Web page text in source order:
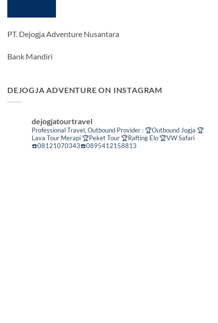
PT. Dejogja Adventure Nusantara
Bank Mandiri
DEJOGJA ADVENTURE ON INSTAGRAM
dejogjatourtravel
Professional Travel, Outbound Provider :🏆Outbound Jogja 🏆
Lava Tour Merapi🏆Peket Tour🏆Rafting Elo🏆VW Safari
☎️08121070343☎️0895412158813